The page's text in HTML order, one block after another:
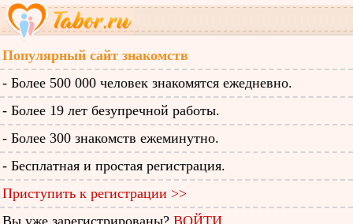
Популярный сайт знакомств
- Более 500 000 человек знакомятся ежедневно.
- Более 19 лет безупречной работы.
- Более 300 знакомств ежеминутно.
- Бесплатная и простая регистрация.
Приступить к регистрации >>
Вы уже зарегистрированы? ВОЙТИ